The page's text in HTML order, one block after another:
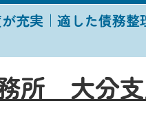
充実｜適した債務
所 大分